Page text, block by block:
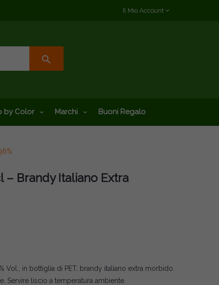
Il Mio Account
search
by Color Marchi Buoni Regalo
– Brandy Italiano Extra
in bottiglia di PET, brandy italiano extra morbido.
Servire liscio a temperatura ambiente.